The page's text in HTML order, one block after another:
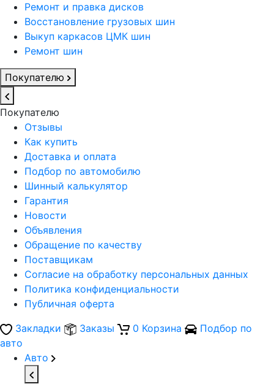
Ремонт и правка дисков
Восстановление грузовых шин
Выкуп каркасов ЦМК шин
Ремонт шин
Покупателю
Покупателю
Отзывы
Как купить
Доставка и оплата
Подбор по автомобилю
Шинный калькулятор
Гарантия
Новости
Объявления
Обращение по качеству
Поставщикам
Согласие на обработку персональных данных
Политика конфиденциальности
Публичная оферта
Закладки
Заказы 0 Корзина
Подбор по
авто
Авто